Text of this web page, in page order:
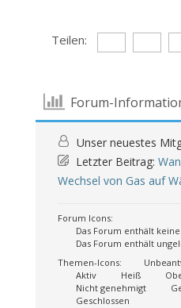
Teilen:
Forum-
Unser neuestes
Letzter Beitrag:
Wechsel von Gas auf
Forum Icons:
Das Forum enthält
Das Forum enthält
Themen-Icons:
Aktiv
Heiß
Nicht genehmigt
Geschlossen